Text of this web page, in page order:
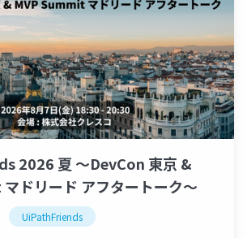
2026 夏 ～DevCon 東京 &
ドリード アフタートーク～
UiPathFriends